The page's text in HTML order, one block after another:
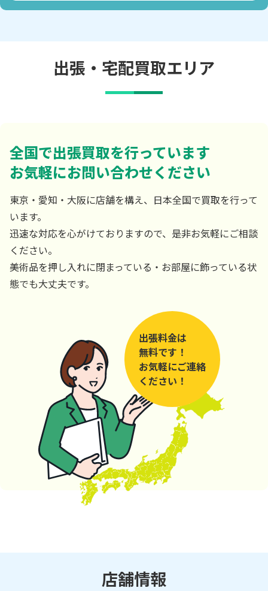
出張・宅配買取エリア
全国で出張買取を行っています
お気軽にお問い合わせください
東京・愛知・大阪に店舗を構え、日本全国で買取を行って
います。
迅速な対応を心がけておりますので、是非お気軽にご相談
ください。
美術品を押し入れに閉まっている・お部屋に飾っている状
態でも大丈夫です。
出張料金は
無料です！
お気軽にご連絡
ください！
店舗情報